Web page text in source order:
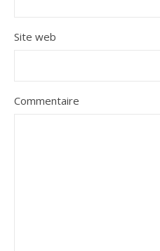
Site web
Commentaire